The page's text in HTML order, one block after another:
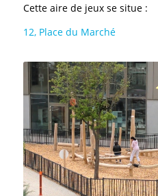
Cette aire de jeux se situe :
12, Place du Marché